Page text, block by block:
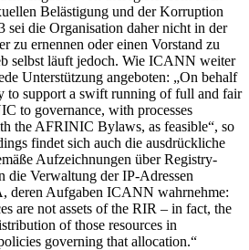
Belästigung und der Korruption
sei die Organisation daher nicht in der
zu ernennen oder einen Vorstand zu
selbst läuft jedoch. Wie ICANN weiter
Unterstützung angeboten: „On behalf
to support a swift running of full and fair
to governance, with processes
the AFRINIC Bylaws, as feasible“, so
findet sich auch die ausdrückliche
Aufzeichnungen über Registry-
die Verwaltung der IP-Adressen
deren Aufgaben ICANN wahrnehme:
are not assets of the RIR – in fact, the
of those resources in
governing that allocation.“